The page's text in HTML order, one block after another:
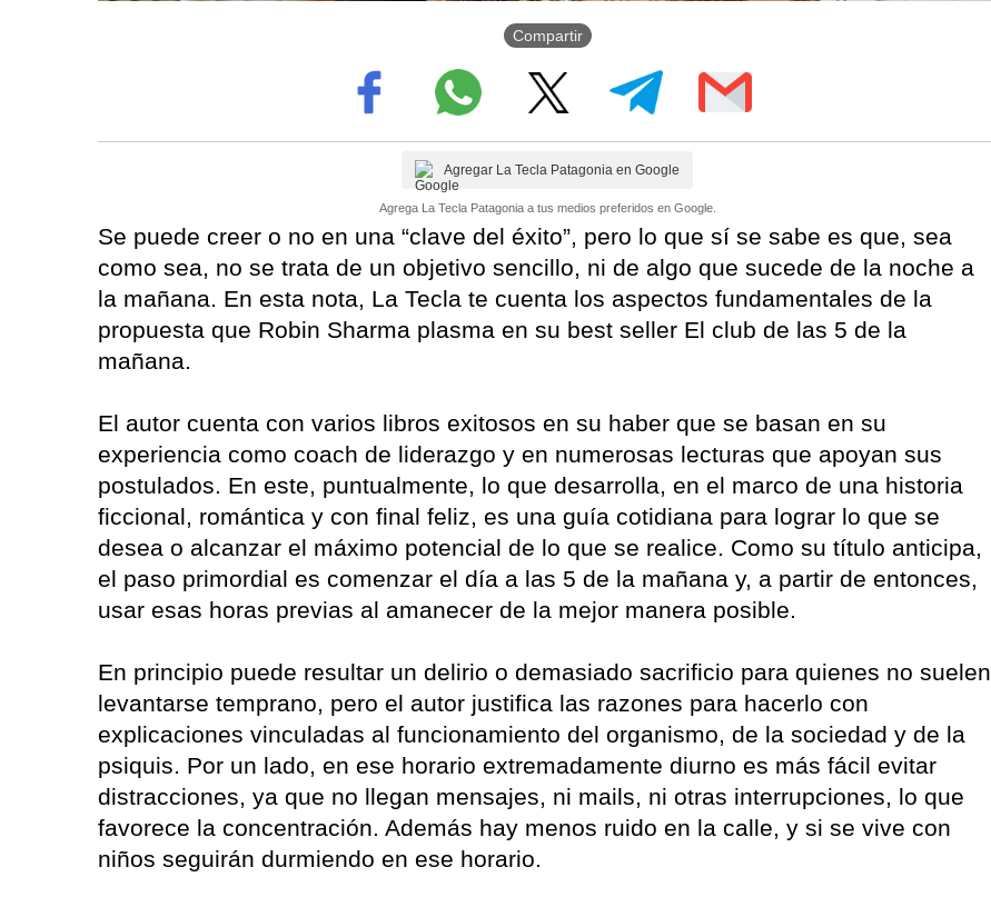
Compartir
Agregar La Tecla Patagonia en Google
Agrega La Tecla Patagonia a tus medios preferidos en Google.
Se puede creer o no en una “clave del éxito”, pero lo que sí se sabe es que, sea
como sea, no se trata de un objetivo sencillo, ni de algo que sucede de la noche a
la mañana. En esta nota, La Tecla te cuenta los aspectos fundamentales de la
propuesta que Robin Sharma plasma en su best seller El club de las 5 de la
mañana.
El autor cuenta con varios libros exitosos en su haber que se basan en su
experiencia como coach de liderazgo y en numerosas lecturas que apoyan sus
postulados. En este, puntualmente, lo que desarrolla, en el marco de una historia
ficcional, romántica y con final feliz, es una guía cotidiana para lograr lo que se
desea o alcanzar el máximo potencial de lo que se realice. Como su título anticipa,
el paso primordial es comenzar el día a las 5 de la mañana y, a partir de entonces,
usar esas horas previas al amanecer de la mejor manera posible.
En principio puede resultar un delirio o demasiado sacrificio para quienes no suelen
levantarse temprano, pero el autor justifica las razones para hacerlo con
explicaciones vinculadas al funcionamiento del organismo, de la sociedad y de la
psiquis. Por un lado, en ese horario extremadamente diurno es más fácil evitar
distracciones, ya que no llegan mensajes, ni mails, ni otras interrupciones, lo que
favorece la concentración. Además hay menos ruido en la calle, y si se vive con
niños seguirán durmiendo en ese horario.